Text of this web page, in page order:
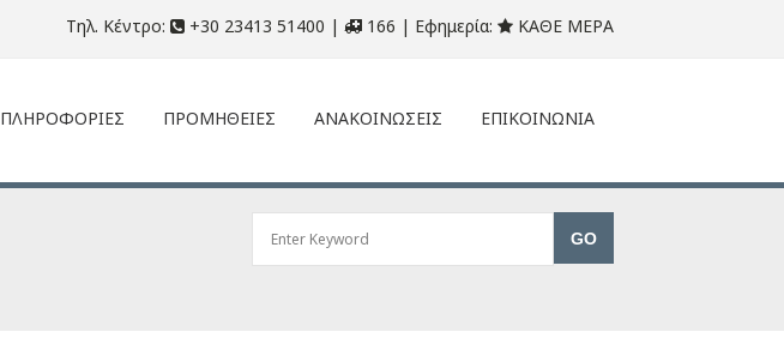
Τηλ. Κέντρο: +30 23413 51400 | 166 | Εφημερία: ΚΑΘΕ ΜΕΡΑ
ΠΛΗΡΟΦΟΡΙΕΣ ΠΡΟΜΗΘΕΙΕΣ ΑΝΑΚΟΙΝΩΣΕΙΣ ΕΠΙΚΟΙΝΩΝΙΑ